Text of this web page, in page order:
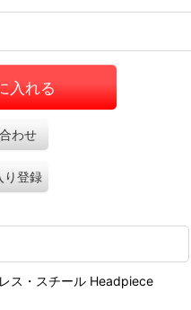
入れる
わせ
り登録
ス・スチール Headpiece